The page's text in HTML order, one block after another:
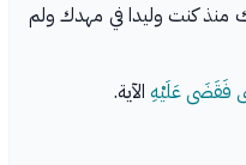
منذ كنت وليدا في مهدك ولم
فَقَضَى عَلَيْهِ الآية.